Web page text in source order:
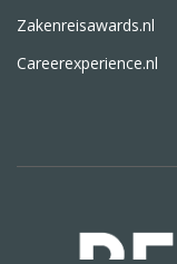
Zakenreisawards.nl
Careerexperience.nl